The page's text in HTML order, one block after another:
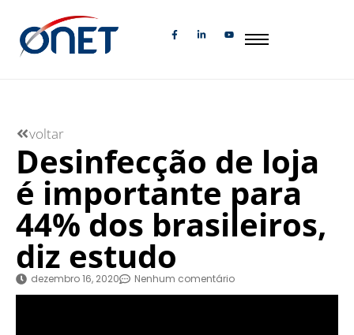
voltar
Desinfecção de loja
é importante para
44% dos brasileiros,
diz estudo
dezembro 16, 2020 Nenhum comentário